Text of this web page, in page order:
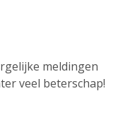
meldingen
veel beterschap!